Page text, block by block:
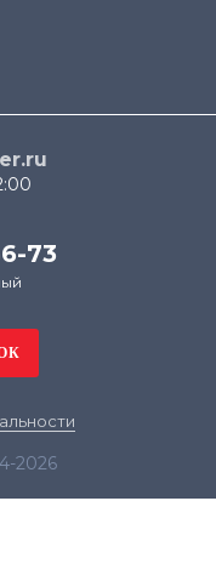
73
2026